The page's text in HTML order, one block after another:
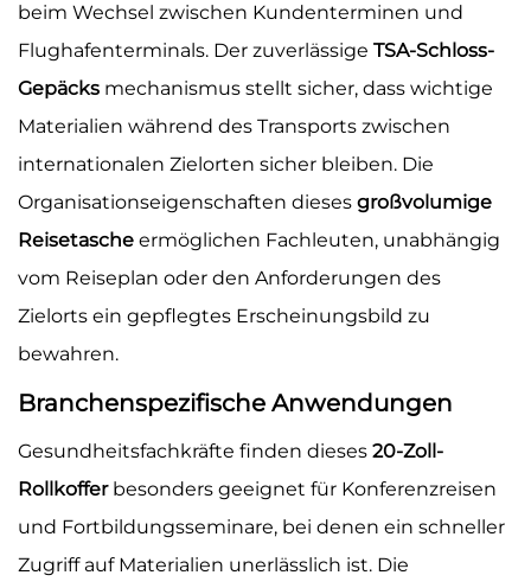
beim Wechsel zwischen Kundenterminen und
Flughafenterminals. Der zuverlässige TSA-Schloss-
Gepäcks mechanismus stellt sicher, dass wichtige
Materialien während des Transports zwischen
internationalen Zielorten sicher bleiben. Die
Organisationseigenschaften dieses großvolumige
Reisetasche ermöglichen Fachleuten, unabhängig
vom Reiseplan oder den Anforderungen des
Zielorts ein gepflegtes Erscheinungsbild zu
bewahren.
Branchenspezifische Anwendungen
Gesundheitsfachkräfte finden dieses 20-Zoll-
Rollkoffer besonders geeignet für Konferenzreisen
und Fortbildungsseminare, bei denen ein schneller
Zugriff auf Materialien unerlässlich ist. Die